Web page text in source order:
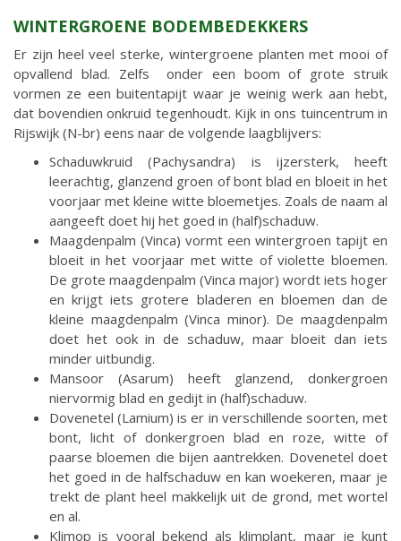
WINTERGROENE BODEMBEDEKKERS
Er zijn heel veel sterke, wintergroene planten met mooi of
opvallend blad. Zelfs onder een boom of grote struik
vormen ze een buitentapijt waar je weinig werk aan hebt,
dat bovendien onkruid tegenhoudt. Kijk in ons tuincentrum in
Rijswijk (N-br) eens naar de volgende laagblijvers:
Schaduwkruid (Pachysandra) is ijzersterk, heeft
leerachtig, glanzend groen of bont blad en bloeit in het
voorjaar met kleine witte bloemetjes. Zoals de naam al
aangeeft doet hij het goed in (half)schaduw.
Maagdenpalm (Vinca) vormt een wintergroen tapijt en
bloeit in het voorjaar met witte of violette bloemen.
De grote maagdenpalm (Vinca major) wordt iets hoger
en krijgt iets grotere bladeren en bloemen dan de
kleine maagdenpalm (Vinca minor). De maagdenpalm
doet het ook in de schaduw, maar bloeit dan iets
minder uitbundig.
Mansoor (Asarum) heeft glanzend, donkergroen
niervormig blad en gedijt in (half)schaduw.
Dovenetel (Lamium) is er in verschillende soorten, met
bont, licht of donkergroen blad en roze, witte of
paarse bloemen die bijen aantrekken. Dovenetel doet
het goed in de halfschaduw en kan woekeren, maar je
trekt de plant heel makkelijk uit de grond, met wortel
en al.
Klimop is vooral bekend als klimplant, maar je kunt